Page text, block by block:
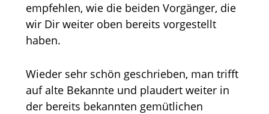
empfehlen, wie die beiden Vorgänger, die
wir Dir weiter oben bereits vorgestellt
haben.
Wieder sehr schön geschrieben, man trifft
auf alte Bekannte und plaudert weiter in
der bereits bekannten gemütlichen